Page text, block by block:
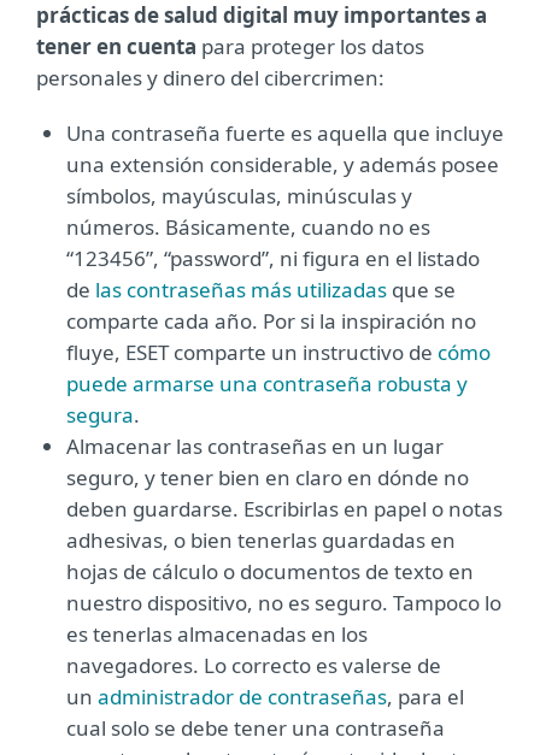
prácticas de salud digital muy importantes a
tener en cuenta para proteger los datos
personales y dinero del cibercrimen:
Una contraseña fuerte es aquella que incluye
una extensión considerable, y además posee
símbolos, mayúsculas, minúsculas y
números. Básicamente, cuando no es
“123456”, “password”, ni figura en el listado
de las contraseñas más utilizadas que se
comparte cada año. Por si la inspiración no
fluye, ESET comparte un instructivo de cómo
puede armarse una contraseña robusta y
segura.
Almacenar las contraseñas en un lugar
seguro, y tener bien en claro en dónde no
deben guardarse. Escribirlas en papel o notas
adhesivas, o bien tenerlas guardadas en
hojas de cálculo o documentos de texto en
nuestro dispositivo, no es seguro. Tampoco lo
es tenerlas almacenadas en los
navegadores. Lo correcto es valerse de
un administrador de contraseñas, para el
cual solo se debe tener una contraseña